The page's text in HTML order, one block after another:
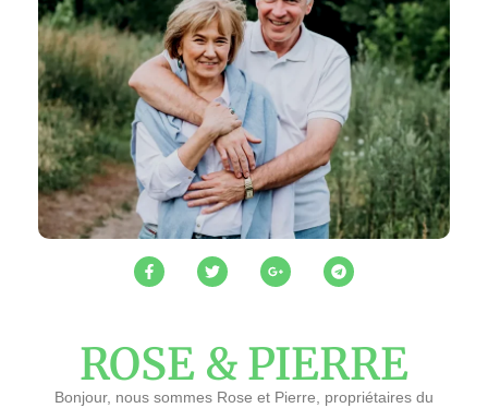
ROSE & PIERRE
Bonjour, nous sommes Rose et Pierre, propriétaires du